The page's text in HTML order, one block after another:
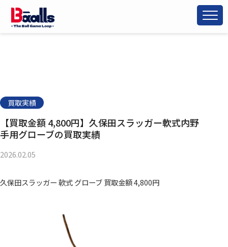
買取実績
【買取金額 4,800円】久保田スラッガー軟式内野
手用グローブの買取実績
2026.02.05
久保田スラッガー 軟式 グローブ 買取金額 4,800円